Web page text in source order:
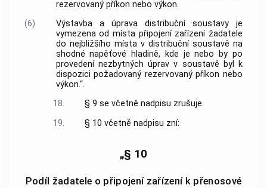
rezervovaný příkon nebo výkon.
(6)
Výstavba a úprava distribuční soustavy je
vymezena od místa připojení zařízení žadatele
do nejbližšího místa v distribuční soustavě na
shodné napěťové hladině, kde je nebo by po
provedení nezbytných úprav v soustavě byl k
dispozici požadovaný rezervovaný příkon nebo
výkon.“.
18.
§ 9 se včetně nadpisu zrušuje.
19.
§ 10 včetně nadpisu zní:
„§ 10
Podíl žadatele o připojení zařízení k přenosové